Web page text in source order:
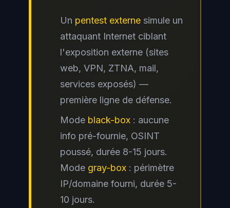
Un pentest externe simule un
attaquant Internet ciblant
l'exposition externe (sites
web, VPN, ZTNA, mail,
services exposés) —
première ligne de défense.
Mode black-box : aucune
info pré-fournie, OSINT
poussé, durée 8-15 jours.
Mode gray-box : périmètre
IP/domaine fourni, durée 5-
10 jours.